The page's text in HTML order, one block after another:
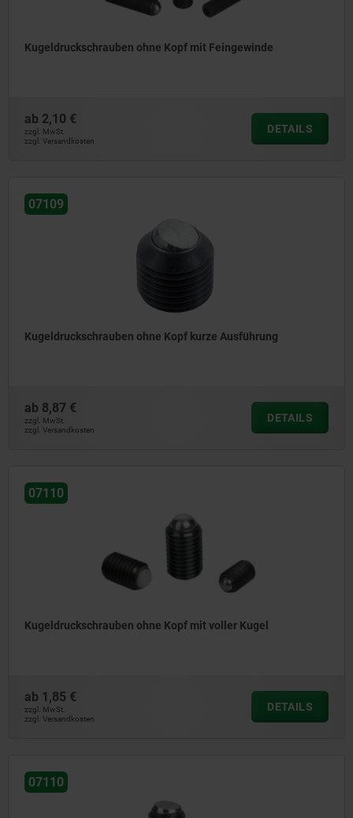
Kugeldruckschrauben ohne Kopf mit Feingewinde
ab 2,10 €
zzgl. MwSt.
zzgl. Versandkosten
DETAILS
07109
Kugeldruckschrauben ohne Kopf kurze Ausführung
ab 8,87 €
zzgl. MwSt.
zzgl. Versandkosten
DETAILS
07110
Kugeldruckschrauben ohne Kopf mit voller Kugel
ab 1,85 €
zzgl. MwSt.
zzgl. Versandkosten
DETAILS
07110